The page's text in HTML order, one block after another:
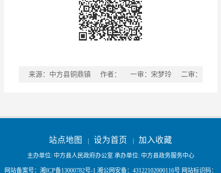
来源：中方县铜鼎镇 作者： 一审：宋梦玲 二审：
站点地图 | 设为首页 | 加入收藏
主办单位: 中方县人民政府办公室 承办单位: 中方县政务服务中心
网站备案号： 湘ICP备13000782号-1 湘公网安备： 43122102000116号网站标识码：